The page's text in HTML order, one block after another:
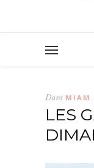
Dans MIAM
LES